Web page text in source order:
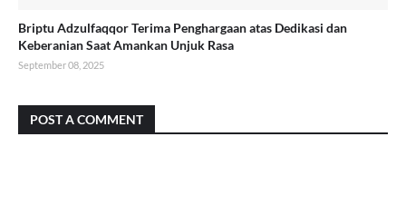
Briptu Adzulfaqqor Terima Penghargaan atas Dedikasi dan
Keberanian Saat Amankan Unjuk Rasa
September 08, 2025
POST A COMMENT